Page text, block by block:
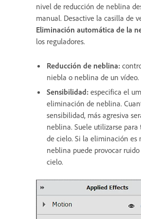
nivel de reducción de neblina
manual. Desactive la casilla de
Eliminación automática de la
los reguladores.
Reducción de neblina:
niebla o neblina de un vídeo.
Sensibilidad: especifica el
eliminación de neblina.
sensibilidad, más agresiva
neblina. Suele utilizarse
de cielo. Si la eliminación es
neblina puede provocar
cielo.